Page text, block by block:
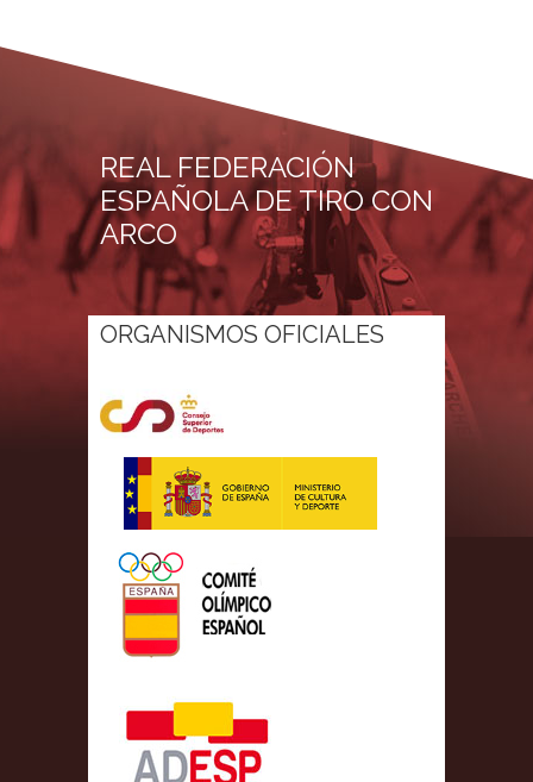
REAL FEDERACIÓN
ESPAÑOLA DE TIRO CON
ARCO
ORGANISMOS OFICIALES